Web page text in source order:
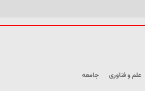
علم و فناوری
جامعه